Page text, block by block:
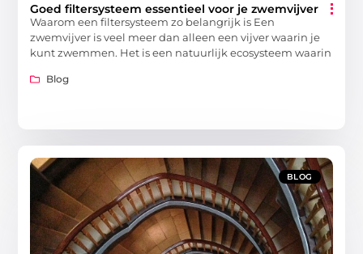
Goed filtersysteem essentieel voor je zwemvijver
Waarom een filtersysteem zo belangrijk is Een
zwemvijver is veel meer dan alleen een vijver waarin je
kunt zwemmen. Het is een natuurlijk ecosysteem waarin
Blog
BLOG